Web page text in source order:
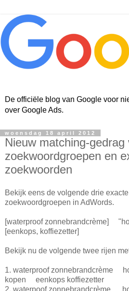
De officiële blog van Google voor
over Google Ads.
woensdag 18 april 2012
Nieuw matching-gedrag
zoekwoordgroepen en
zoekwoorden
Bekijk eens de volgende drie
zoekwoordgroepen in AdWords.
[waterproof zonnebrandcrème]
[eenkops, koffiezetter]
Bekijk nu de volgende twee rijen
1. waterproof zonnebrandcrème
kopen eenkops koffiezetter
2. waterpoof zonnebrandcrème